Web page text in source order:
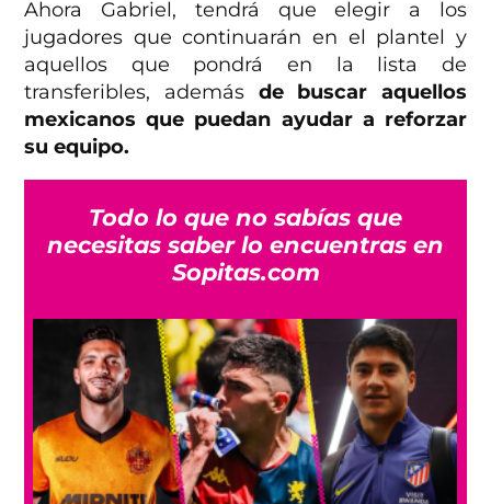
Ahora Gabriel, tendrá que elegir a los
jugadores que continuarán en el plantel y
aquellos que pondrá en la lista de
transferibles, además de buscar aquellos
mexicanos que puedan ayudar a reforzar
su equipo.
Todo lo que no sabías que
necesitas saber lo encuentras en
Sopitas.com